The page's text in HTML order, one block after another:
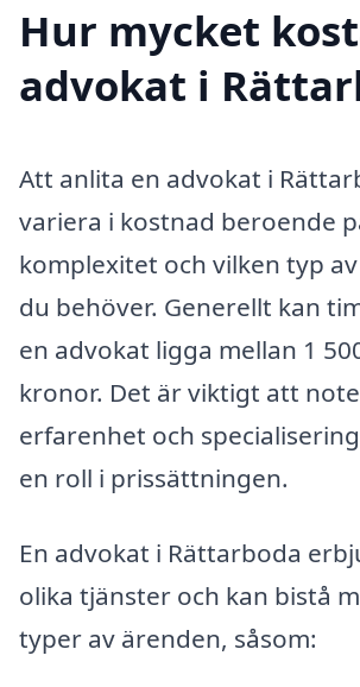
Hur mycket
advokat i
Att anlita en advokat i
variera i kostnad beroende
komplexitet och vilken typ
du behöver. Generellt kan
en advokat ligga mellan 1
kronor. Det är viktigt att
erfarenhet och
en roll i prissättningen.
En advokat i Rättarboda
olika tjänster och kan bistå
typer av ärenden, såsom: